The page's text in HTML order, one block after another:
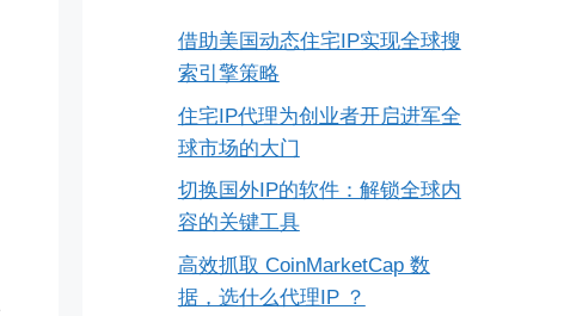
借助美国动态住宅IP实现全球搜
索引擎策略
住宅IP代理为创业者开启进军全
球市场的大门
切换国外IP的软件：解锁全球内
容的关键工具
高效抓取 CoinMarketCap 数
据，选什么代理IP ？